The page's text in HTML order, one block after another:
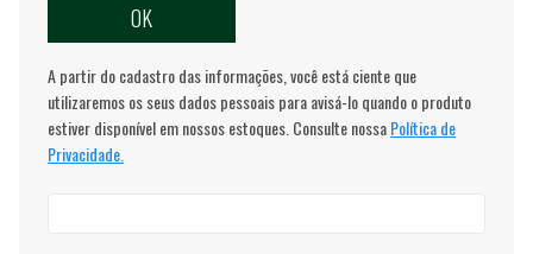
A partir do cadastro das informações, você está ciente que
utilizaremos os seus dados pessoais para avisá-lo quando o produto
estiver disponível em nossos estoques. Consulte nossaPolítica de
Privacidade.